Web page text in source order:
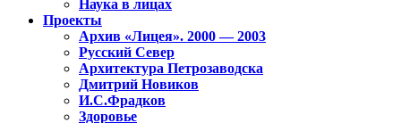
Наука в лицах
Проекты
Архив «Лицея». 2000 — 2003
Русский Север
Архитектура Петрозаводска
Дмитрий Новиков
И.С.Фрадков
Здоровье